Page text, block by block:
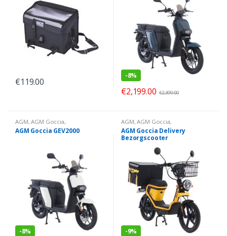
€119.00
-8%
€2,199.00 €2,399.00
AGM,AGM Goccia,
Bezorgscooters,Elektrisch
GEV2000,Zakelijk
AGM Goccia GEV2000
-8%
AGM,AGM Goccia,
Bezorgscooters Elektrisch
Zakelijk
AGM Goccia Delivery
Bezorgscooter
-9%